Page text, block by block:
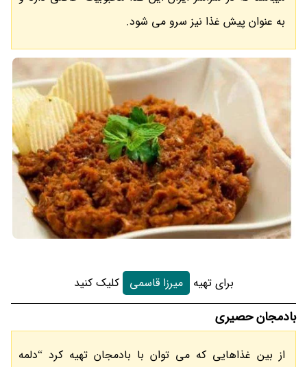
به عنوان پیش غذا نیز سرو می شود.
برای تهیه میرزا قاسمی کلیک کنید
بادمجان حصیری
از بین غذاهایی که می توان با بادمجان تهیه کرد “دلمه